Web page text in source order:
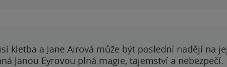
kletba a Jane Airová může být poslední nadějí na
Janou Eyrovou plná magie, tajemství a nebezpečí.